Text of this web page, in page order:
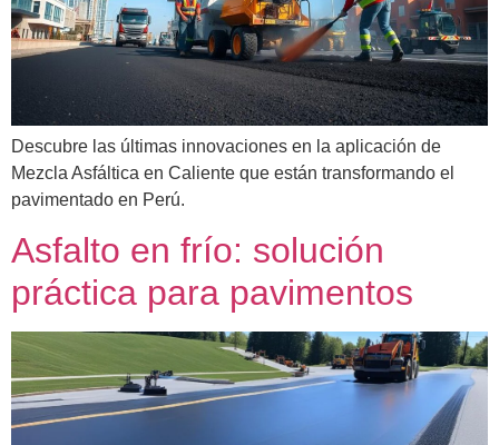
Descubre las últimas innovaciones en la aplicación de
Mezcla Asfáltica en Caliente que están transformando el
pavimentado en Perú.
Asfalto en frío: solución
práctica para pavimentos